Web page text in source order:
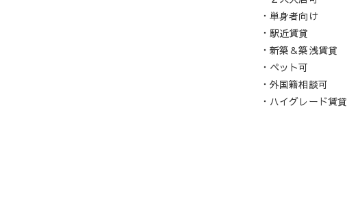
・単身者向け
・駅近賃貸
・新築＆築浅賃貸
・ペット可
・外国籍相談可
・ハイグレード賃貸